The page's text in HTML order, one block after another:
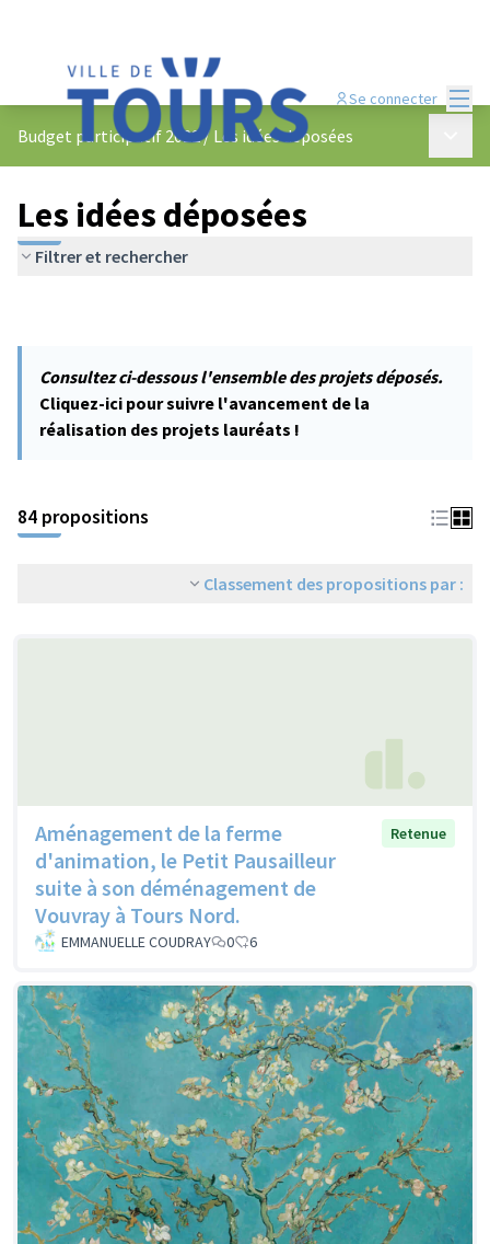
Se connecter
Budget participatif 2022/ Les idées déposées
Les idées déposées
Filtrer et rechercher
Consultez ci-dessous l'ensemble des projets déposés.
Cliquez-ici pour suivre l'avancement de la
réalisation des projets lauréats !
84 propositions
Classement des propositions par :
Aménagement de la ferme
d'animation, le Petit Pausailleur
suite à son déménagement de
Vouvray à Tours Nord.
Retenue
EMMANUELLE COUDRAY 0 6